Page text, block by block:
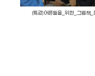
(특강)어른들을_위한_그림